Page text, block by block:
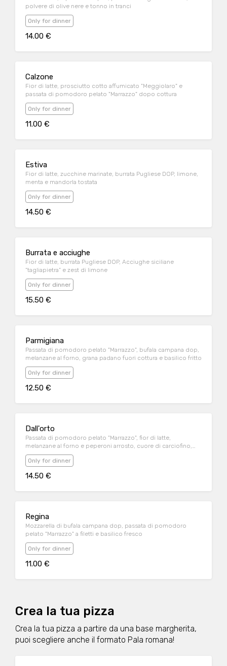
polvere di olive nere e tonno in tranci
Only for dinner
14.00 €
Calzone
Fior di latte, prosciutto cotto affumicato "Meggiolaro" e
passata di pomodoro pelato "Marrazzo" dopo cottura
Only for dinner
11.00 €
Estiva
Fior di latte, zucchine marinate, burrata Pugliese DOP, limone,
menta e mandorla tostata
Only for dinner
14.50 €
Burrata e acciughe
Fior di latte, burrata Pugliese DOP, Acciughe siciliane
“tagliapietra” e zest di limone
Only for dinner
15.50 €
Parmigiana
Passata di pomodoro pelato "Marrazzo", bufala campana dop,
melanzane al forno, grana padano fuori cottura e basilico fritto
Only for dinner
12.50 €
Dall'orto
Passata di pomodoro pelato "Marrazzo", fior di latte,
melanzane al forno e peperoni arrosto, cuore di carciofino,
festa greca sbriciolata,pomodorini confit, origano.
Only for dinner
14.50 €
Regina
Mozzarella di bufala campana dop, passata di pomodoro
pelato "Marrazzo" a filetti e basilico fresco
Only for dinner
11.00 €
Crea la tua pizza
Crea la tua pizza a partire da una base margherita,
puoi scegliere anche il formato Pala romana!